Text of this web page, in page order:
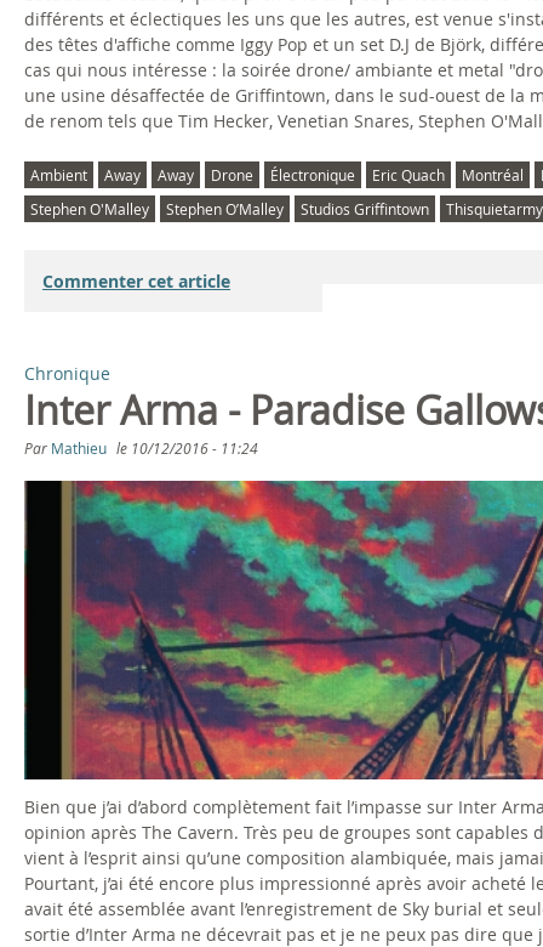
différents et éclectiques les uns que les autres, est venue
des têtes d'affiche comme Iggy Pop et un set D.J de Björk,
cas qui nous intéresse : la soirée drone/ ambiante et metal
une usine désaffectée de Griffintown, dans le sud-ouest de la
de renom tels que Tim Hecker, Venetian Snares, Stephen
Ambient Away Away Drone Électronique Eric Quach Montréal
Stephen O'Malley
Stephen O’Malley Studios Griffintown Thisquietarmy
Commenter cet article
Chronique
Inter Arma - Paradise
Par Mathieu le 10/12/2016 - 11:24
Bien que j’ai d’abord complètement fait l’impasse sur Inter
opinion après The Cavern. Très peu de groupes sont
vient à l’esprit ainsi qu’une composition alambiquée, mais
Pourtant, j’ai été encore plus impressionné après avoir
avait été assemblée avant l’enregistrement de Sky burial et
sortie d’Inter Arma ne décevrait pas et je ne peux pas dire